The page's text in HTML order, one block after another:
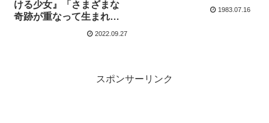
ける少女』「さまざまな
奇跡が重なって生まれま
2022.09.27
1983.07.16
スポンサーリンク